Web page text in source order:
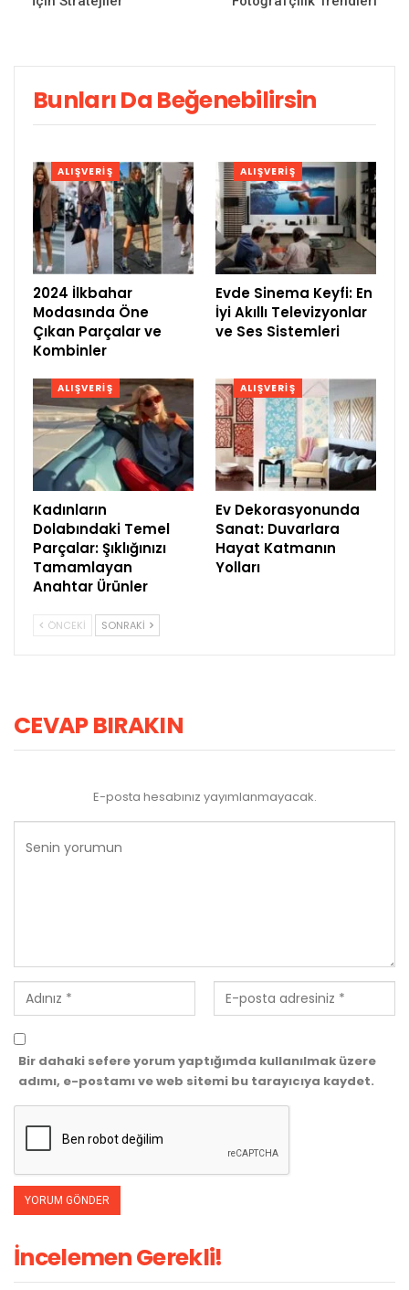
Bunları Da Beğenebilirsin
ALIŞVERIŞ
2024 İlkbahar
Modasında Öne
Çıkan Parçalar ve
Kombinler
ALIŞVERIŞ
Evde Sinema Keyfi: En
İyi Akıllı Televizyonlar
ve Ses Sistemleri
ALIŞVERIŞ
Kadınların
Dolabındaki Temel
Parçalar: Şıklığınızı
Tamamlayan
Anahtar Ürünler
ALIŞVERIŞ
Ev Dekorasyonunda
Sanat: Duvarlara
Hayat Katmanın
Yolları
ÖNCEKI SONRAKI
CEVAP BIRAKIN
E-posta hesabınız yayımlanmayacak.
Bir dahaki sefere yorum yaptığımda kullanılmak üzere
adımı, e-postamı ve web sitemi bu tarayıcıya kaydet.
İncelemen Gerekli!